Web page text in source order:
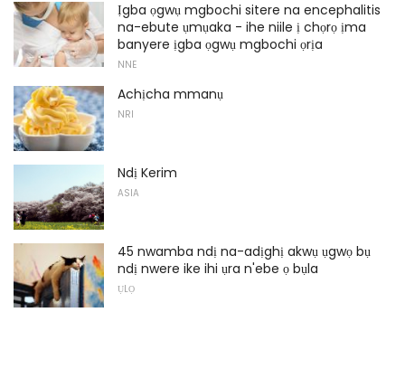
Ịgba ọgwụ mgbochi sitere na encephalitis
na-ebute ụmụaka - ihe niile ị chọrọ ịma
banyere ịgba ọgwụ mgbochi ọrịa
NNE
Achịcha mmanụ
NRI
Ndị Kerim
ASIA
45 nwamba ndị na-adịghị akwụ ụgwọ bụ
ndị nwere ike ihi ụra n'ebe ọ bụla
ỤLỌ